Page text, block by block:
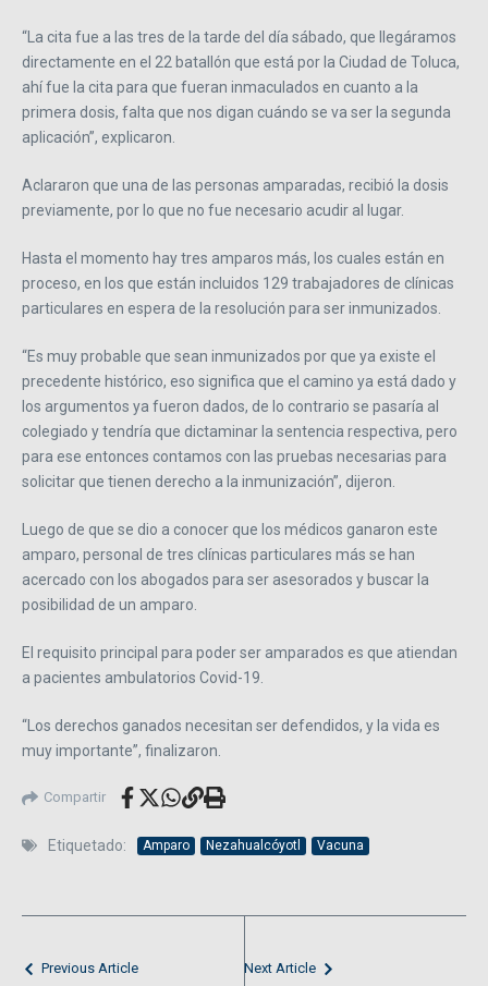
“La cita fue a las tres de la tarde del día sábado, que llegáramos
directamente en el 22 batallón que está por la Ciudad de Toluca,
ahí fue la cita para que fueran inmaculados en cuanto a la
primera dosis, falta que nos digan cuándo se va ser la segunda
aplicación”, explicaron.
Aclararon que una de las personas amparadas, recibió la dosis
previamente, por lo que no fue necesario acudir al lugar.
Hasta el momento hay tres amparos más, los cuales están en
proceso, en los que están incluidos 129 trabajadores de clínicas
particulares en espera de la resolución para ser inmunizados.
“Es muy probable que sean inmunizados por que ya existe el
precedente histórico, eso significa que el camino ya está dado y
los argumentos ya fueron dados, de lo contrario se pasaría al
colegiado y tendría que dictaminar la sentencia respectiva, pero
para ese entonces contamos con las pruebas necesarias para
solicitar que tienen derecho a la inmunización”, dijeron.
Luego de que se dio a conocer que los médicos ganaron este
amparo, personal de tres clínicas particulares más se han
acercado con los abogados para ser asesorados y buscar la
posibilidad de un amparo.
El requisito principal para poder ser amparados es que atiendan
a pacientes ambulatorios Covid-19.
“Los derechos ganados necesitan ser defendidos, y la vida es
muy importante”, finalizaron.
Compartir
Etiquetado: Amparo Nezahualcóyotl Vacuna
Previous Article Next Article